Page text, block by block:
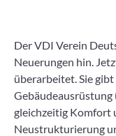
Der VDI Verein
Neuerungen hin.
überarbeitet. Sie
Gebäudeausrüstung
gleichzeitig Komfort
Neustrukturierung